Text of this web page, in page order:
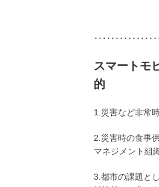
･･････････････
スマートモ
的
1.災害など非常
2.災害時の食事
マネジメント組
3.都市の課題と